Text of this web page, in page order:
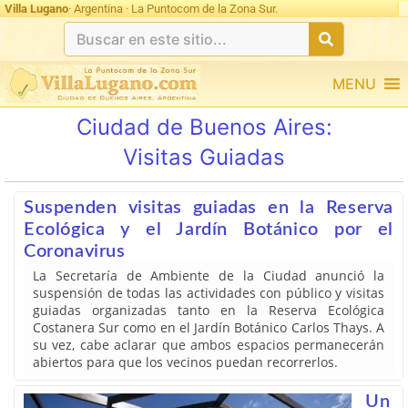
Villa Lugano· Argentina · La Puntocom de la Zona Sur.
MENU
Ciudad de Buenos Aires:
Visitas Guiadas
Suspenden visitas guiadas en la Reserva
Ecológica y el Jardín Botánico por el
Coronavirus
La Secretaría de Ambiente de la Ciudad anunció la
suspensión de todas las actividades con público y visitas
guiadas organizadas tanto en la Reserva Ecológica
Costanera Sur como en el Jardín Botánico Carlos Thays. A
su vez, cabe aclarar que ambos espacios permanecerán
abiertos para que los vecinos puedan recorrerlos.
Un